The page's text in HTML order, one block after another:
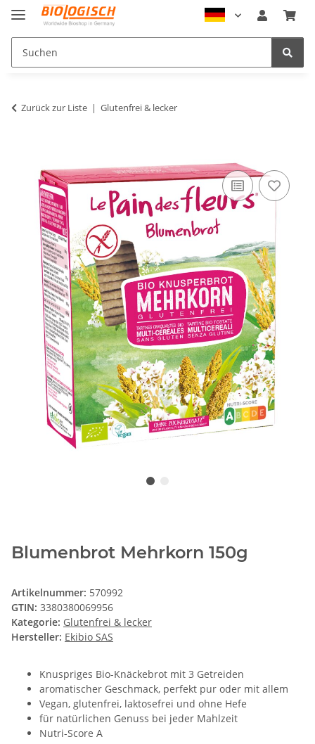
Zurück zur Liste Glutenfrei & lecker
Blumenbrot Mehrkorn 150g
Artikelnummer: 570992
GTIN: 3380380069956
Kategorie: Glutenfrei & lecker
Hersteller: Ekibio SAS
Knuspriges Bio-Knäckebrot mit 3 Getreiden
aromatischer Geschmack, perfekt pur oder mit allem
Vegan, glutenfrei, laktosefrei und ohne Hefe
für natürlichen Genuss bei jeder Mahlzeit
Nutri-Score A